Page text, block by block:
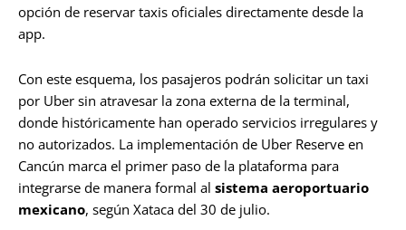
opción de reservar taxis oficiales directamente desde la
app.
Con este esquema, los pasajeros podrán solicitar un taxi
por Uber sin atravesar la zona externa de la terminal,
donde históricamente han operado servicios irregulares y
no autorizados. La implementación de Uber Reserve en
Cancún marca el primer paso de la plataforma para
integrarse de manera formal al sistema aeroportuario
mexicano, según Xataca del 30 de julio.